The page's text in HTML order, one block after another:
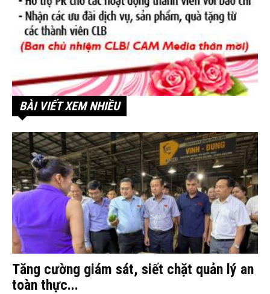
BÀI VIẾT XEM NHIỀU
Tăng cường giám sát, siết chặt quản lý an
toàn thực...